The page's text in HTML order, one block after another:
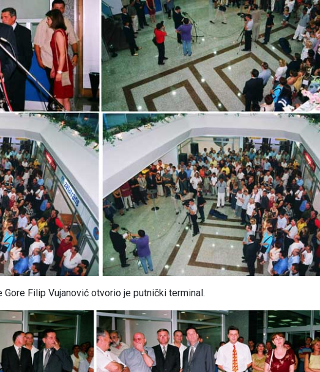
Gore Filip Vujanović otvorio je putnički terminal.